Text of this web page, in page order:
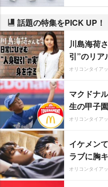
話題の特集をPICK UP！
川島海荷
引”のリア
オリコンタイア
マクドナ
生の甲子園
オリコンタイア
イケメン
ラブに胸
オリコンタイア